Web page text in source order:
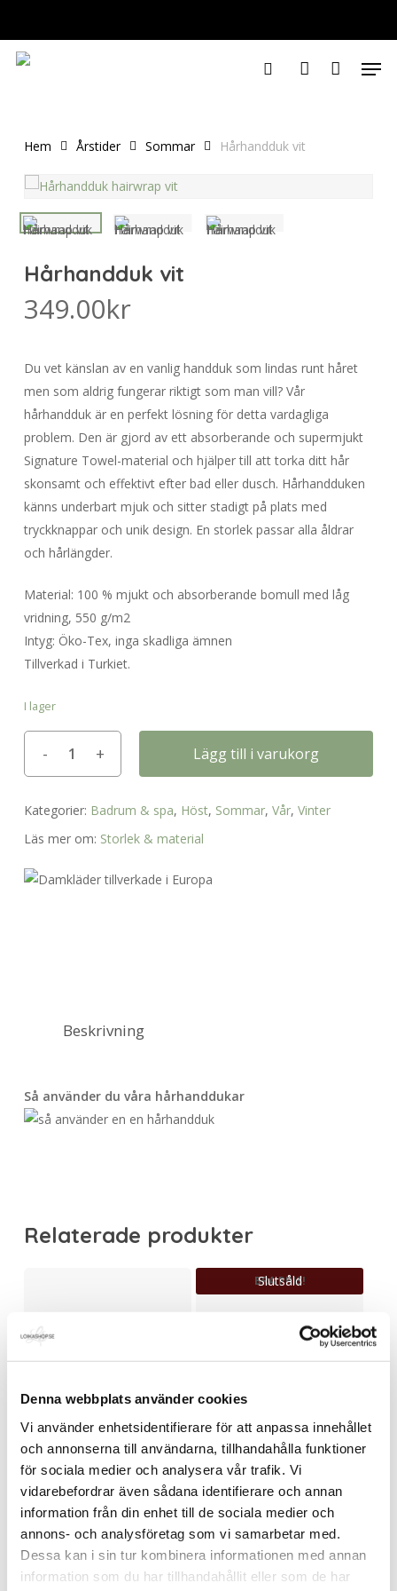
Denna webbplats använder cookies
Vi använder enhetsidentifierare för att anpassa innehållet
och annonserna till användarna, tillhandahålla funktioner
för sociala medier och analysera vår trafik. Vi
vidarebefordrar även sådana identifierare och annan
information från din enhet till de sociala medier och
annons- och analysföretag som vi samarbetar med.
Dessa kan i sin tur kombinera informationen med annan
information som du har tillhandahållit eller som de har
main
search account
Varukorg STÄNG
Hem Årstider Sommar Hårhandduk vit
Hårhandduk vit
349.00kr
Du vet känslan av en vanlig handduk som lindas runt håret
men som aldrig fungerar riktigt som man vill? Vår
hårhandduk är en perfekt lösning för detta vardagliga
problem. Den är gjord av ett absorberande och supermjukt
Signature Towel-material och hjälper till att torka ditt hår
skonsamt och effektivt efter bad eller dusch. Hårhandduken
känns underbart mjuk och sitter stadigt på plats med
tryckknappar och unik design. En storlek passar alla åldrar
och hårlängder.
Material: 100 % mjukt och absorberande bomull med låg
vridning, 550 g/m2
Intyg: Öko-Tex, inga skadliga ämnen
Tillverkad i Turkiet.
I lager
Lägg till i varukorg
Kategorier: Badrum & spa, Höst, Sommar, Vår, Vinter
Läs mer om: Storlek & material
Beskrivning
Så använder du våra hårhanddukar
Relaterade produkter
895.00kr
BRA PRIS!
Slutsåld
ursprungliga
priset
var:
299.00kr.
nuvarande
priset
99.00kr.
Annemi svart
BRA PRIS!
Claret velvet hårband
Menu